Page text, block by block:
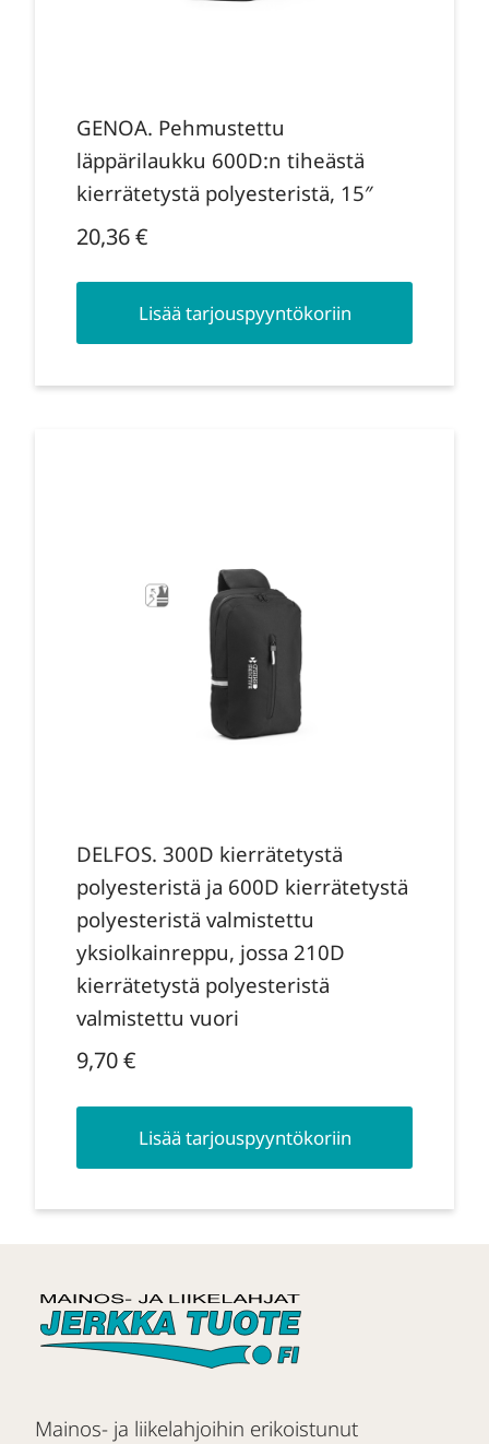
GENOA. Pehmustettu
läppärilaukku 600D:n tiheästä
kierrätetystä polyesteristä, 15″
20,36€
Lisää tarjouspyyntökoriin
DELFOS. 300D kierrätetystä
polyesteristä ja 600D kierrätetystä
polyesteristä valmistettu
yksiolkainreppu, jossa 210D
kierrätetystä polyesteristä
valmistettu vuori
9,70€
Lisää tarjouspyyntökoriin
Mainos- ja liikelahjoihin erikoistunut